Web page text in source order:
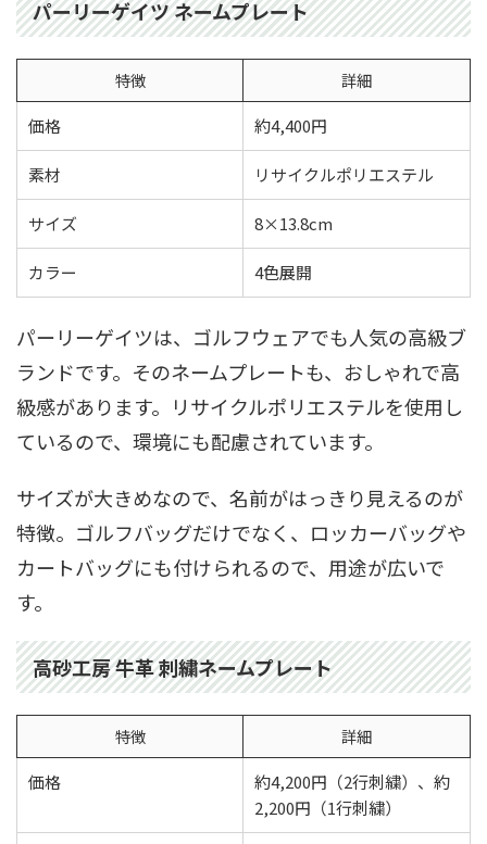
パーリーゲイツ ネームプレート
特徴
詳細
価格
約4,400円
素材 リサイクルポリエステル
サイズ 8×13.8cm
カラー 4色展開
パーリーゲイツは、ゴルフウェアでも人気の高級ブ
ランドです。そのネームプレートも、おしゃれで高
級感があります。リサイクルポリエステルを使用し
ているので、環境にも配慮されています。
サイズが大きめなので、名前がはっきり見えるのが
特徴。ゴルフバッグだけでなく、ロッカーバッグや
カートバッグにも付けられるので、用途が広いで
す。
高砂工房 牛革 刺繍ネームプレート
特徴
詳細
価格
約4,200円（2行刺繍）、約
2,200円（1行刺繍）